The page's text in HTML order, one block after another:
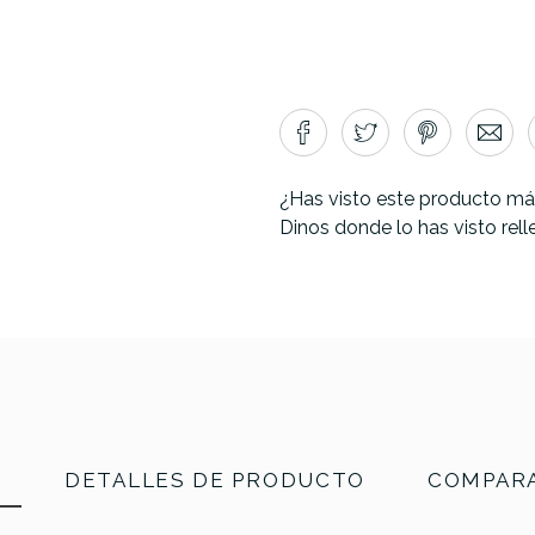
¿Has visto este producto
Dinos donde lo has visto
DETALLES DE PRODUCTO